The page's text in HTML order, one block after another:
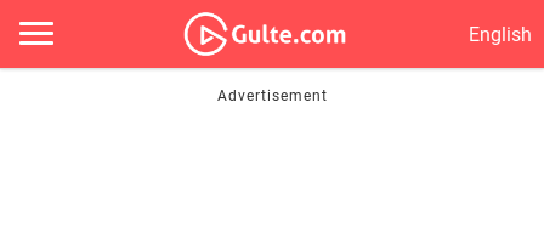
English